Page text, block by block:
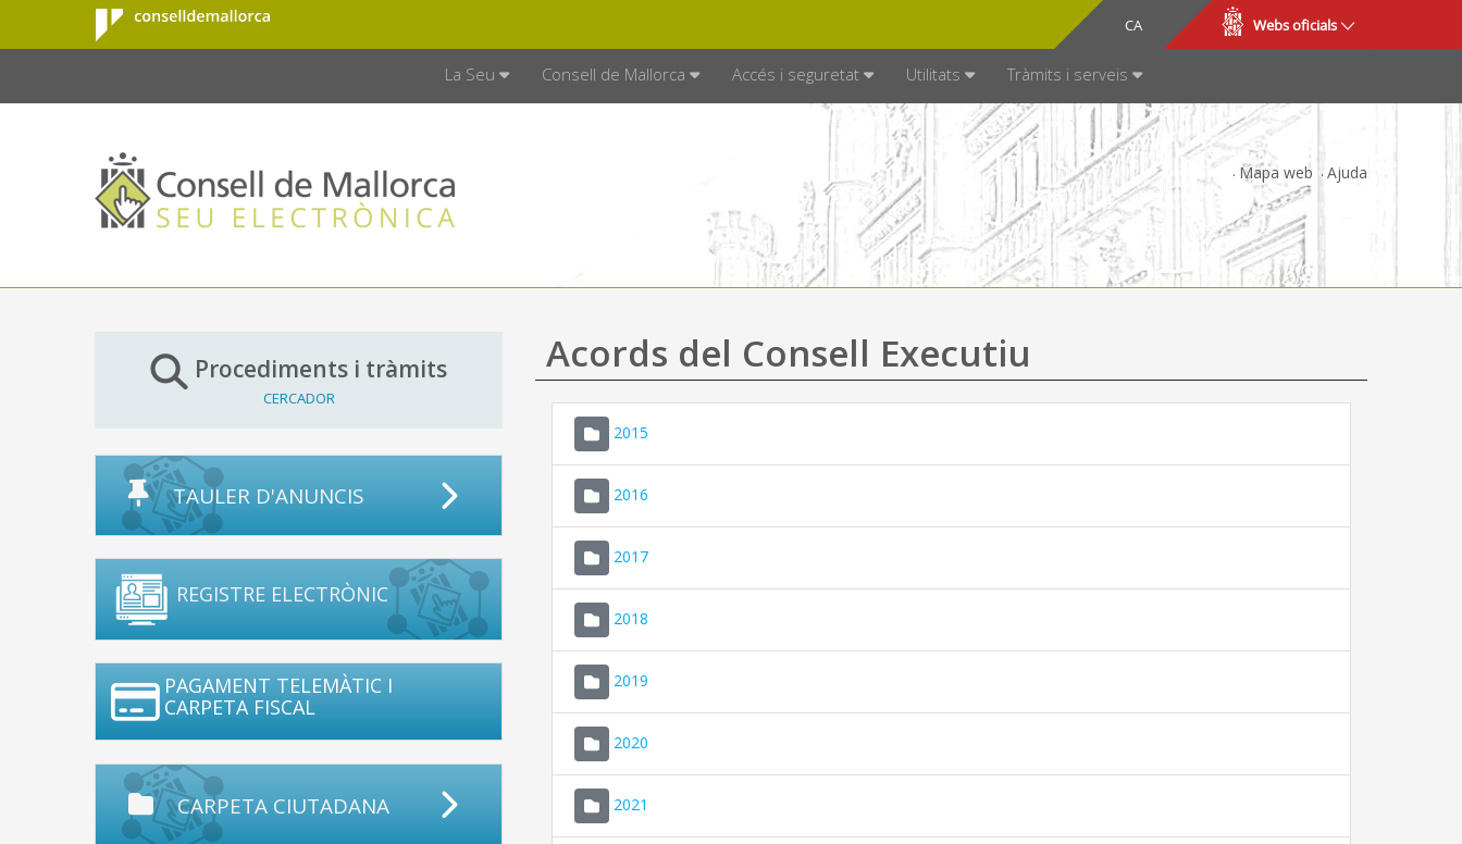
Salta al contingut principal
Consell de
Mallorca
CA
ES Webs oficials
La Seu Consell de Mallorca Accés i seguretat Utilitats Tràmits i serveis
Mapa web Ajuda
Procediments i tràmits
CERCADOR
TAULER D'ANUNCIS
REGISTRE ELECTRÒNIC
PAGAMENT TELEMÀTIC I
CARPETA FISCAL
CARPETA CIUTADANA
Acords del Consell Executiu
2015
2016
2017
2018
2019
2020
2021